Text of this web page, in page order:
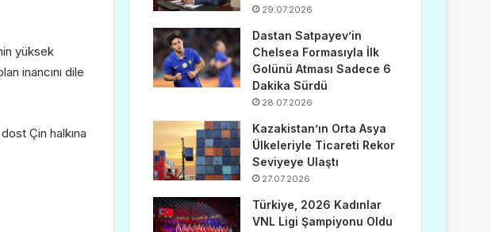
yüksek
inancını dile
Çin halkına
29.07.2026
Dastan Satpayev’in
Chelsea Formasıyla İlk
Golünü Atması Sadece 6
Dakika Sürdü
28.07.2026
Kazakistan’ın Orta Asya
Ülkeleriyle Ticareti Rekor
Seviyeye Ulaştı
27.07.2026
Türkiye, 2026 Kadınlar
VNL Ligi Şampiyonu Oldu